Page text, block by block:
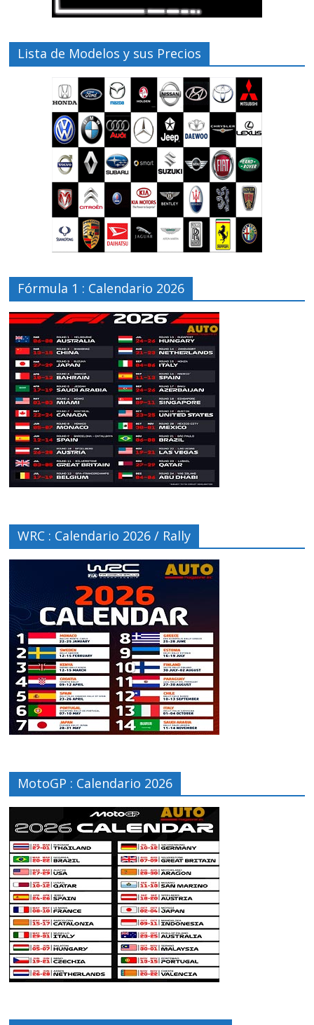
Lista de Modelos y sus Precios
Fórmula 1 : Calendario 2026
WRC : Calendario 2026 / Rally
MotoGP : Calendario 2026